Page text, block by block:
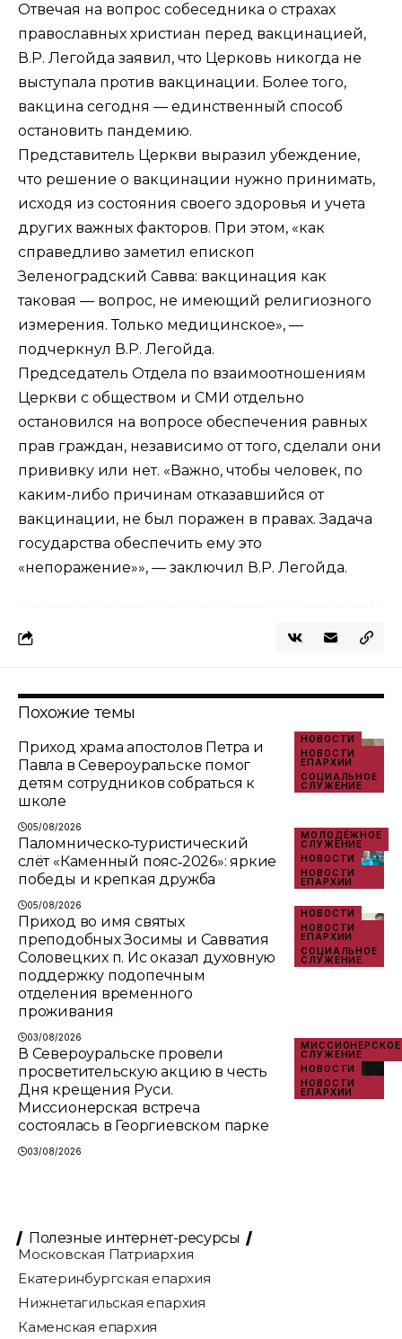
Отвечая на вопрос собеседника о страхах
православных христиан перед вакцинацией,
В.Р. Легойда заявил, что Церковь никогда не
выступала против вакцинации. Более того,
вакцина сегодня — единственный способ
остановить пандемию.
Представитель Церкви выразил убеждение,
что решение о вакцинации нужно принимать,
исходя из состояния своего здоровья и учета
других важных факторов. При этом, «как
справедливо заметил епископ
Зеленоградский Савва: вакцинация как
таковая — вопрос, не имеющий религиозного
измерения. Только медицинское», —
подчеркнул В.Р. Легойда.
Председатель Отдела по взаимоотношениям
Церкви с обществом и СМИ отдельно
остановился на вопросе обеспечения равных
прав граждан, независимо от того, сделали они
прививку или нет. «Важно, чтобы человек, по
каким-либо причинам отказавшийся от
вакцинации, не был поражен в правах. Задача
государства обеспечить ему это
«непоражение»», — заключил В.Р. Легойда.
Похожие темы
НОВОСТИ
НОВОСТИ
ЕПАРХИИ
СОЦИАЛЬНОЕ
СЛУЖЕНИЕ
Приход храма апостолов Петра и
Павла в Североуральске помог
детям сотрудников собраться к
школе
05/08/2026
МОЛОДЁЖНОЕ
СЛУЖЕНИЕ
НОВОСТИ
НОВОСТИ
ЕПАРХИИ
Паломническо‑туристический
слёт «Каменный пояс‑2026»: яркие
победы и крепкая дружба
05/08/2026
НОВОСТИ
НОВОСТИ
ЕПАРХИИ
СОЦИАЛЬНОЕ
СЛУЖЕНИЕ
Приход во имя святых
преподобных Зосимы и Савватия
Соловецких п. Ис оказал духовную
поддержку подопечным
отделения временного
проживания
03/08/2026
МИССИОНЕРСКОЕ
СЛУЖЕНИЕ
НОВОСТИ
НОВОСТИ
ЕПАРХИИ
В Североуральске провели
просветительскую акцию в честь
Дня крещения Руси.
Миссионерская встреча
состоялась в Георгиевском парке
03/08/2026
Полезные интернет-ресурсы
Московская Патриархия
Екатеринбургская епархия
Нижнетагильская епархия
Каменская епархия